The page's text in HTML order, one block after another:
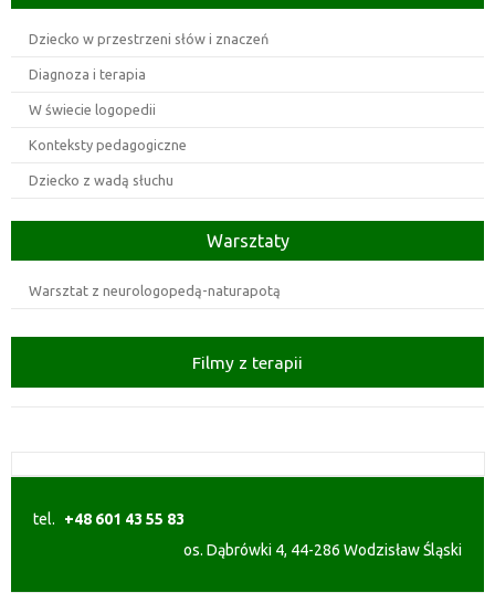
Dziecko w przestrzeni słów i znaczeń
Diagnoza i terapia
W świecie logopedii
Konteksty pedagogiczne
Dziecko z wadą słuchu
Warsztaty
Warsztat z neurologopedą-naturapotą
Filmy z terapii
tel.
+48 601 43 55 83
os. Dąbrówki 4, 44-286 Wodzisław Śląski